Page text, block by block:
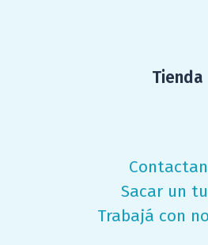
Tienda
Sacar un
Trabajá con